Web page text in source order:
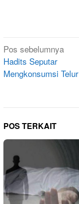
Navigasi
pos
Pos sebelumnya
Hadits Seputar
Mengkonsumsi Telur
POS TERKAIT